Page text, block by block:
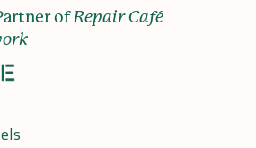
ofRepair Café